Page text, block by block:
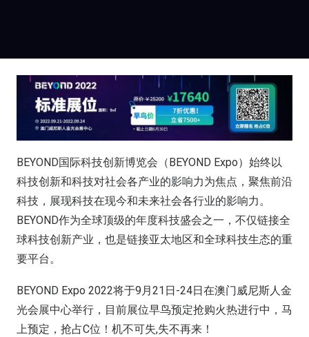
BEYOND国际科技创新博览会（BEYOND Expo）始终以
科技创新和科技对社会各产业的影响力为焦点，聚焦前沿
科技，展现科技在现今和未来社会各行业的影响力。
BEYOND作为全球顶级的年度科技盛会之一，不仅链接全
球科技创新产业，也是链接亚太地区和全球科技生态的重
要平台。
BEYOND Expo 2022将于9月21日-24日在澳门威尼斯人金
光会展中心举行，目前展位早鸟预定抢购火热进行中，马
上预定，抢占C位！机不可失,失不再来！